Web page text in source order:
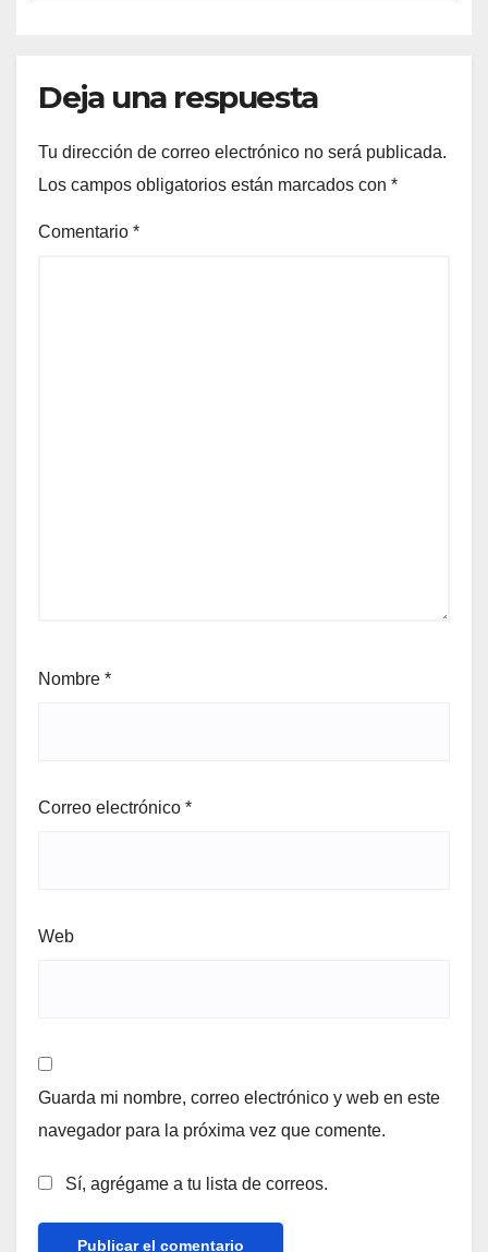
Deja una respuesta
Tu dirección de correo electrónico no será publicada.
Los campos obligatorios están marcados con *
Comentario *
Nombre *
Correo electrónico *
Web
Guarda mi nombre, correo electrónico y web en este
navegador para la próxima vez que comente.
Sí, agrégame a tu lista de correos.